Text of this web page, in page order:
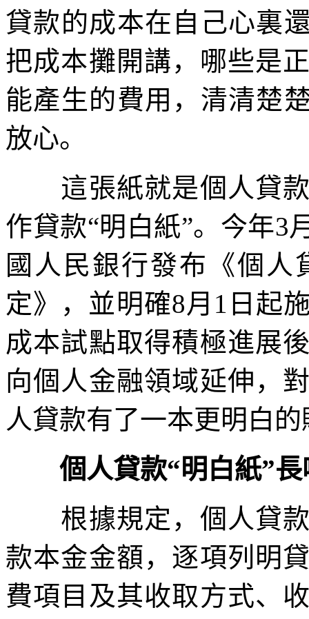
貸款的成本在自己心裏
把成本攤開講，哪些是
能產生的費用，清清楚
放心。
這張紙就是個人貸款
作貸款“明白紙”。今年3
國人民銀行發布《個
定》，並明確8月1日起
成本試點取得積極進展
向個人金融領域延伸，
人貸款有了一本更明白的
個人貸款“明白紙”長
根據規定，個人貸款
款本金金額，逐項列明
費項目及其收取方式、